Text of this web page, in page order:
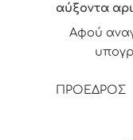
αύξοντα
Αφού